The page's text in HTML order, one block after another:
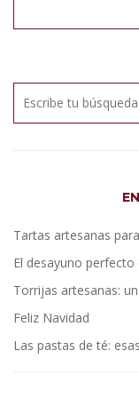
Tartas artesanas
El desayuno
Torrijas artesanas:
Feliz Navidad
Las pastas de té: